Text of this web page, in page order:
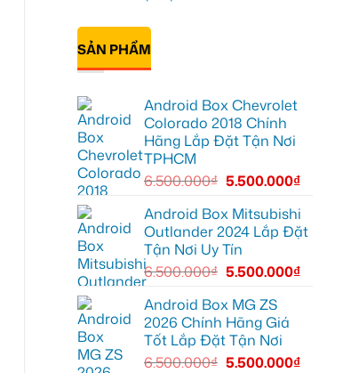
để
nâng
cao
trải
box
Geely
EX2
ở
thoải
mái
hơn
có
luận
ở
Chị
Android
box
Geely
EX2
tại
Quận
xem
bản
đồ,
YouTube
tiện
lợi
hơn
SẢN PHẨM
Android Box Chevrolet
Colorado 2018 Chính
Hãng Lắp Đặt Tận Nơi
TPHCM
6.500.000₫ 5.500.000₫
Android Box Mitsubishi
Outlander 2024 Lắp Đặt
Tận Nơi Uy Tín
6.500.000₫ 5.500.000₫
Android Box MG ZS
2026 Chính Hãng Giá
Tốt Lắp Đặt Tận Nơi
6.500.000₫ 5.500.000₫